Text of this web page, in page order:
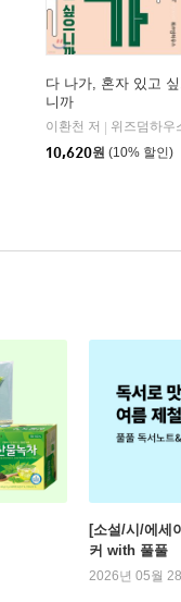
다 나가, 혼자 있고
니까
이환천 저
위즈덤하우
10,620원 (10% 할인)
[소설/시/에세
커 with 풀풀
2026년 05월